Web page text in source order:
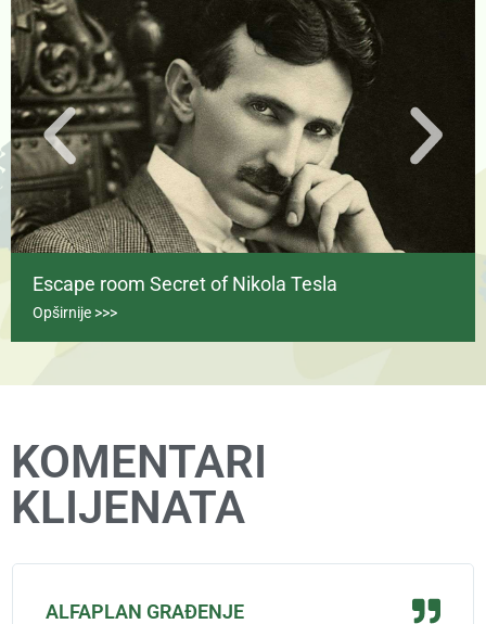
Escape room Secret of Nikola Tesla
Opširnije >>>
KOMENTARI
KLIJENATA
ALFAPLAN GRAĐENJE